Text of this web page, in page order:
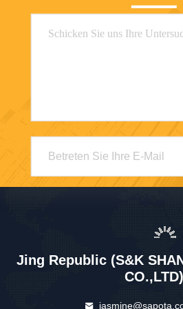
Jing Republic (S&K
CO.,LTD)